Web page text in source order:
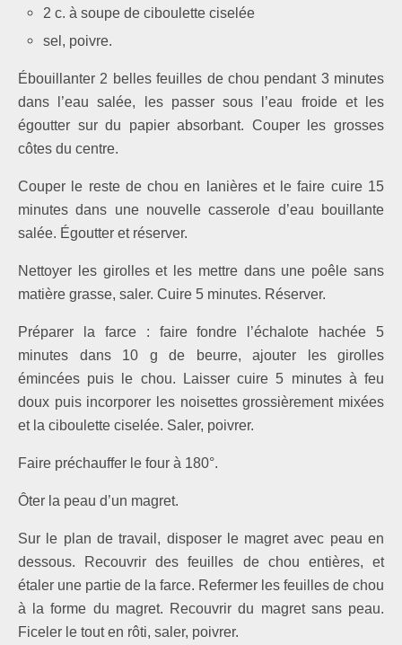
2 c. à soupe de ciboulette ciselée
sel, poivre.
Ébouillanter 2 belles feuilles de chou pendant 3 minutes
dans l’eau salée, les passer sous l’eau froide et les
égoutter sur du papier absorbant. Couper les grosses
côtes du centre.
Couper le reste de chou en lanières et le faire cuire 15
minutes dans une nouvelle casserole d’eau bouillante
salée. Égoutter et réserver.
Nettoyer les girolles et les mettre dans une poêle sans
ma­tière grasse, saler. Cuire 5 minutes. Réserver.
Préparer la farce : faire fondre l’échalote hachée 5
minutes dans 10 g de beurre, ajouter les girolles
émincées puis le chou. Laisser cuire 5 minutes à feu
doux puis incorporer les noisettes grossièrement mixées
et la ciboulette cise­lée. Saler, poivrer.
Faire préchauffer le four à 180°.
Ôter la peau d’un magret.
Sur le plan de travail, disposer le magret avec peau en
dessous. Recouvrir des feuilles de chou entières, et
étaler une partie de la farce. Refermer les feuilles de chou
à la forme du magret. Recouvrir du magret sans peau.
Ficeler le tout en rôti, saler, poivrer.